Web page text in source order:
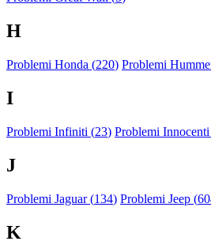
H
Problemi Honda (220) Problemi
I
Problemi Infiniti (23) Problemi
J
Problemi Jaguar (134) Problemi Jeep (
K